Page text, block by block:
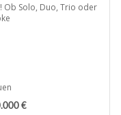
Ob Solo, Duo, Trio oder
€